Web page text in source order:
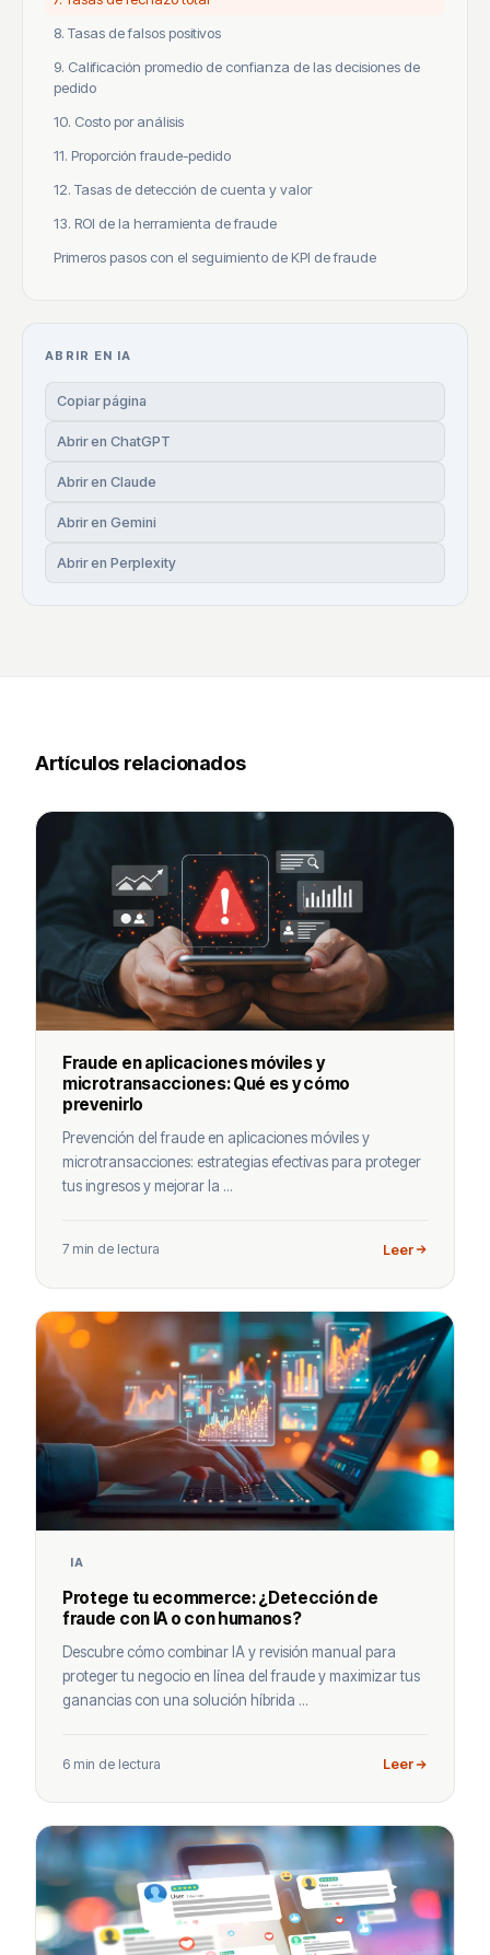
8. Tasas de falsos positivos
9. Calificación promedio de confianza de las decisiones de
pedido
10. Costo por análisis
11. Proporción fraude-pedido
12. Tasas de detección de cuenta y valor
13. ROI de la herramienta de fraude
Primeros pasos con el seguimiento de KPI de fraude
ABRIR EN IA
Copiar página
Abrir en ChatGPT
Abrir en Claude
Abrir en Gemini
Abrir en Perplexity
Artículos relacionados
Fraude en aplicaciones móviles y
microtransacciones: Qué es y cómo
prevenirlo
Prevención del fraude en aplicaciones móviles y
microtransacciones: estrategias efectivas para proteger
tus ingresos y mejorar la ...
7 min de lectura Leer
IA
Protege tu ecommerce: ¿Detección de
fraude con IA o con humanos?
Descubre cómo combinar IA y revisión manual para
proteger tu negocio en línea del fraude y maximizar tus
ganancias con una solución híbrida ...
6 min de lectura Leer